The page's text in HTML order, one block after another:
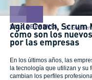
SALA DE PRENSA 30
Agile Coach, Scrum
cómo son los
por las empresas
En los últimos años, las
la tecnología que utilizan y su
cambian los perfiles